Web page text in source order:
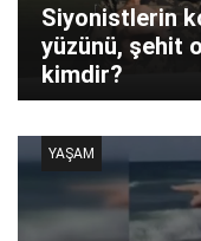
Siyonistlerin
yüzünü, şehit
kimdir?
YAŞAM